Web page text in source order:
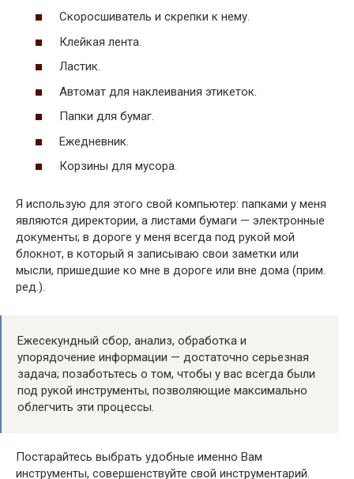
Скоросшиватель и скрепки к нему.
Клейкая лента.
Ластик.
Автомат для наклеивания этикеток.
Папки для бумаг.
Ежедневник.
Корзины для мусора.
Я использую для этого свой компьютер: папками у меня
являются директории, а листами бумаги — электронные
документы; в дороге у меня всегда под рукой мой
блокнот, в который я записываю свои заметки или
мысли, пришедшие ко мне в дороге или вне дома (прим.
ред.).
Ежесекундный сбор, анализ, обработка и
упорядочение информации — достаточно серьезная
задача; позаботьтесь о том, чтобы у вас всегда были
под рукой инструменты, позволяющие максимально
облегчить эти процессы.
Постарайтесь выбрать удобные именно Вам
инструменты, совершенствуйте свой инструментарий.